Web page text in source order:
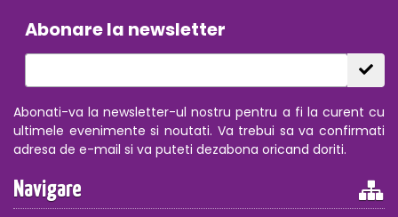
Abonare la newsletter
Abonati-va la newsletter-ul nostru pentru a fi la curent cu
ultimele evenimente si noutati. Va trebui sa va confirmati
adresa de e-mail si va puteti dezabona oricand doriti.
Navigare